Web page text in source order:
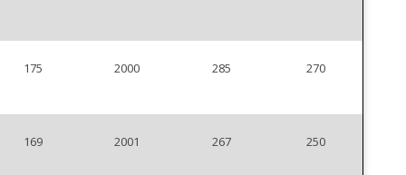
175 2000 285 270
169 2001 267 250